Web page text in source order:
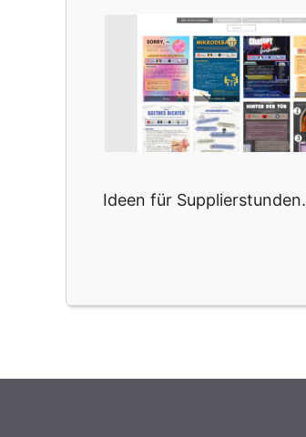
Ideen für Supplierstunden.